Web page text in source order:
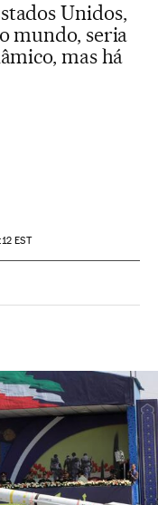
Unidos,
mundo, seria
mas há
EST